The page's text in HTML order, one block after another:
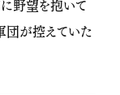
野望を抱いて
団が控えていた